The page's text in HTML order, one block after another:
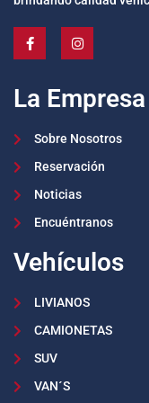
La Empresa
Sobre Nosotros
Reservación
Noticias
Encuéntranos
Vehículos
LIVIANOS
CAMIONETAS
SUV
VAN´S